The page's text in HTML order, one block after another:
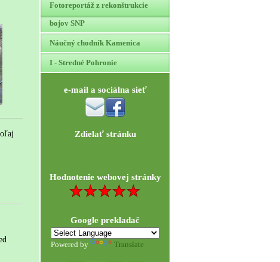
Fotoreportáž z rekonštrukcie
bojov SNP
Náučný chodník Kamenica
I - Stredné Pohronie
e-mail a sociálna sieť
Zdielať stránku
Hodnotenie webovej stránky
Google prekladač
Powered by Translate